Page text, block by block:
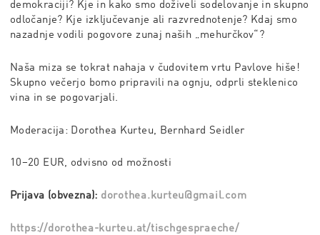
demokraciji? Kje in kako smo doživeli sodelovanje in skupno
odločanje? Kje izključevanje ali razvrednotenje? Kdaj smo
nazadnje vodili pogovore zunaj naših „mehurčkov“?
Naša miza se tokrat nahaja v čudovitem vrtu Pavlove hiše!
Skupno večerjo bomo pripravili na ognju, odprli steklenico
vina in se pogovarjali.
Moderacija: Dorothea Kurteu, Bernhard Seidler
10–20 EUR, odvisno od možnosti
Prijava (obvezna): dorothea.kurteu@gmail.com
https://dorothea-kurteu.at/tischgespraeche/